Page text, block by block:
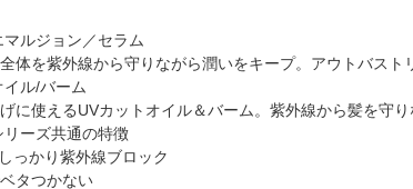
マルジョン／セラム
体を紫外線から守りながら潤いをキープ。アウトバスト
イル/バーム
に使えるUVカットオイル＆バーム。紫外線から髪を守り
リーズ共通の特徴
っかり紫外線ブロック
タつかない